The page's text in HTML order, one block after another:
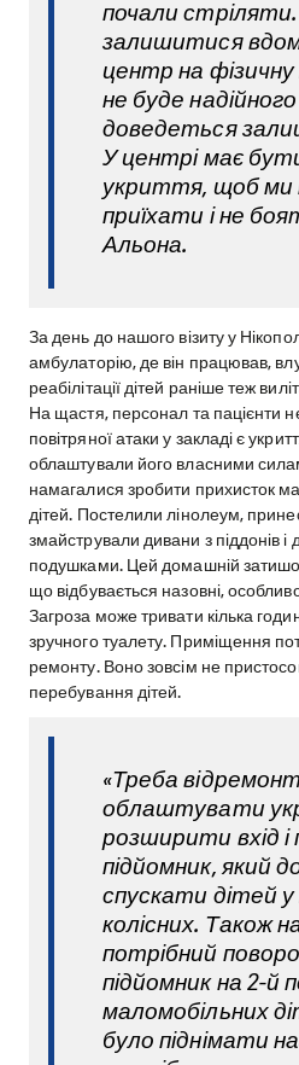
почали
залишитися
центр на
не буде
доведеться
У центрі має
укриття, щоб ми
приїхати і не
Альона.
За день до нашого візиту у
амбулаторію, де він працював,
реабілітації дітей раніше теж
На щастя, персонал та пацієнти
повітряної атаки у закладі є
облаштували його власними
намагалися зробити прихисток
дітей. Постелили лінолеум,
змайстрували дивани з піддонів
подушками. Цей домашній
що відбувається назовні,
Загроза може тривати кілька
зручного туалету. Приміщення
ремонту. Воно зовсім не
перебування дітей.
«Треба
облаштувати
розширити вхід
підйомник, який
спускати дітей у
колісних. Також
потрібний
підйомник на 2-й
маломобільних
було піднімати